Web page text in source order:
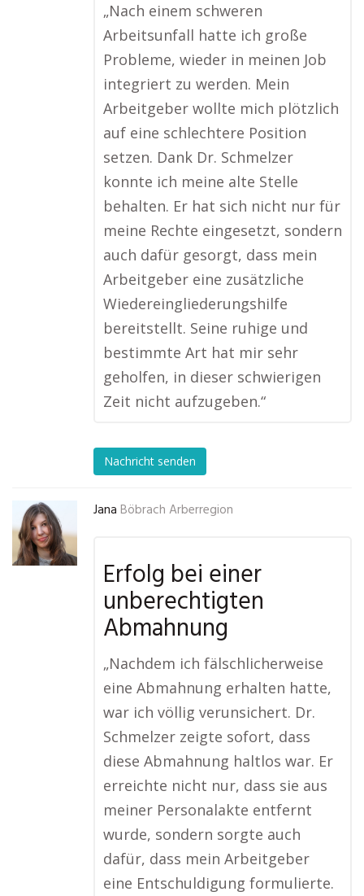
„Nach einem schweren
Arbeitsunfall hatte ich große
Probleme, wieder in meinen Job
integriert zu werden. Mein
Arbeitgeber wollte mich plötzlich
auf eine schlechtere Position
setzen. Dank Dr. Schmelzer
konnte ich meine alte Stelle
behalten. Er hat sich nicht nur für
meine Rechte eingesetzt, sondern
auch dafür gesorgt, dass mein
Arbeitgeber eine zusätzliche
Wiedereingliederungshilfe
bereitstellt. Seine ruhige und
bestimmte Art hat mir sehr
geholfen, in dieser schwierigen
Zeit nicht aufzugeben.“
Nachricht senden
Jana Böbrach Arberregion
Erfolg bei einer
unberechtigten
Abmahnung
„Nachdem ich fälschlicherweise
eine Abmahnung erhalten hatte,
war ich völlig verunsichert. Dr.
Schmelzer zeigte sofort, dass
diese Abmahnung haltlos war. Er
erreichte nicht nur, dass sie aus
meiner Personalakte entfernt
wurde, sondern sorgte auch
dafür, dass mein Arbeitgeber
eine Entschuldigung formulierte.